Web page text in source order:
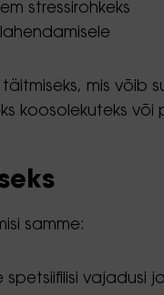
stressirohkeks
mis
või
samme:
vajadusi ja